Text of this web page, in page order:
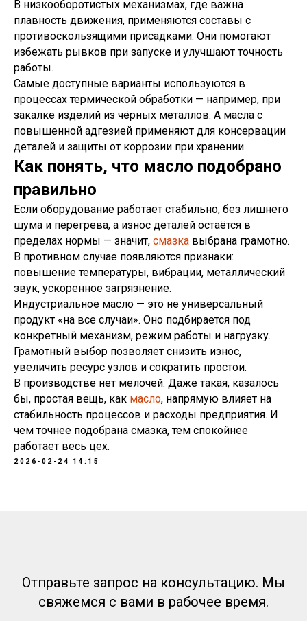
В низкооборотистых механизмах, где важна
плавность движения, применяются составы с
противоскользящими присадками. Они помогают
избежать рывков при запуске и улучшают точность
работы.
Самые доступные варианты используются в
процессах термической обработки — например, при
закалке изделий из чёрных металлов. А масла с
повышенной адгезией применяют для консервации
деталей и защиты от коррозии при хранении.
Как понять, что масло подобрано
правильно
Если оборудование работает стабильно, без лишнего
шума и перегрева, а износ деталей остаётся в
пределах нормы — значит, смазка выбрана грамотно.
В противном случае появляются признаки:
повышение температуры, вибрации, металлический
звук, ускоренное загрязнение.
Индустриальное масло — это не универсальный
продукт «на все случаи». Оно подбирается под
конкретный механизм, режим работы и нагрузку.
Грамотный выбор позволяет снизить износ,
увеличить ресурс узлов и сократить простои.
В производстве нет мелочей. Даже такая, казалось
бы, простая вещь, как масло, напрямую влияет на
стабильность процессов и расходы предприятия. И
чем точнее подобрана смазка, тем спокойнее
работает весь цех.
2026-02-24 14:15
Отправьте запрос на консультацию. Мы
свяжемся с вами в рабочее время.
contact@rt-oil.com
+7 (812) 448-86-36
Аналоги
Оплата и доставка
Гарантии
Сертификаты
О компании
Новости
Отзывы
Гидравлические масла
Моторные масла
Трансмиссионные масла
Гидротрансмиссионные
масла
Редукторные масла
Смазочно-охлаждающие
жидкости (СОЖ)
Антифриз
Аккумуляторы
Политика RT-OIL в отношении конфиденциальности
обработки персональных данных
Пн-Пт: 9.00-18.00
© 2026 Все права защищены
Карта сайта
Вакансии